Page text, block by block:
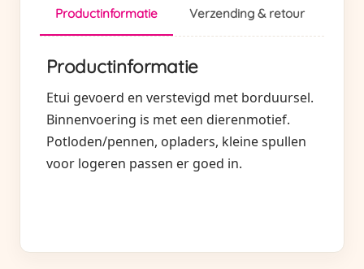
Productinformatie Verzending & retour
Productinformatie
Etui gevoerd en verstevigd met borduursel.
Binnenvoering is met een dierenmotief.
Potloden/pennen, opladers, kleine spullen
voor logeren passen er goed in.